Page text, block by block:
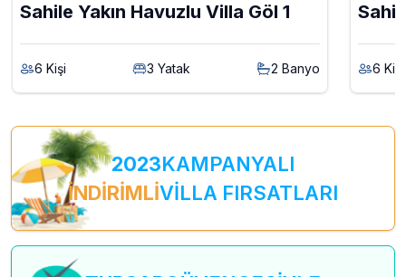
Sahile Yakın Havuzlu Villa Göl 1
6 Kişi 3 Yatak 2 Banyo 6 Kişi
2023KAMPANYALI
İNDİRİMLİVİLLA FIRSATLARI